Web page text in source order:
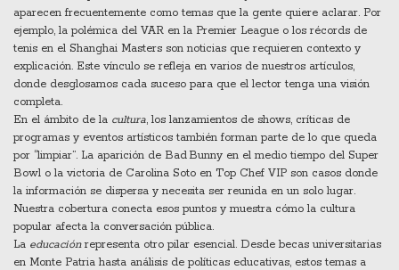
aparecen frecuentemente como temas que la gente quiere aclarar. Por
ejemplo, la polémica del VAR en la Premier League o los récords de
tenis en el Shanghai Masters son noticias que requieren contexto y
explicación. Este vínculo se refleja en varios de nuestros artículos,
donde desglosamos cada suceso para que el lector tenga una visión
completa.
En el ámbito de la cultura, los lanzamientos de shows, críticas de
programas y eventos artísticos también forman parte de lo que queda
por “limpiar”. La aparición de Bad Bunny en el medio tiempo del Super
Bowl o la victoria de Carolina Soto en Top Chef VIP son casos donde
la información se dispersa y necesita ser reunida en un solo lugar.
Nuestra cobertura conecta esos puntos y muestra cómo la cultura
popular afecta la conversación pública.
La educaciónrepresenta otro pilar esencial. Desde becas universitarias
en Monte Patria hasta análisis de políticas educativas, estos temas a